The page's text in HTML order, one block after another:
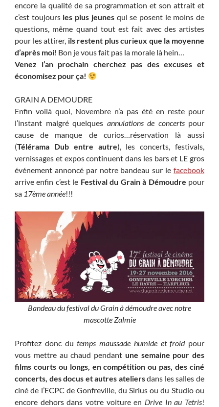
encore la qualité de sa programmation et son attrait et
c’est toujours les plus jeunesqui se posent le moins de
questions, même quand tout est fait avec des artistes
pour les attirer, ils restent plus curieux que la moyenne
d’après moi! Bon je vous fait pas la morale là hein…
Venez l’an prochain cherchez pas des excuses et
économisez pour ça!
GRAIN A DEMOUDRE
Enfin voilà quoi, Novembre n’a pas été en reste pour
l’instant malgré quelques annulations de concertspour
cause de manque de curios…réservation là aussi
(Télérama Dub entre autre), les concerts, festivals,
vernissages et expos continuent dans les bars et LE gros
événement annoncé par notre bandeau sur le facebook
arrive enfin c’est le Festival du Grain à Démoudre pour
sa 17ème année!!!
Bandeau du festival du Grain à démoudre avec notre
mascotte Zalmie
Profitez donc dutemps maussade humide et froidpour
vous mettre au chaud pendant une semaine pour des
films courts ou longs, en compétition ou pas, des ciné
concerts, des docus et autres ateliersdans les salles de
ciné de l’ECPC de Gonfreville, du Sirius ou du Studio ou
encore dehors dans votre voiture en Drive In au Tetris!